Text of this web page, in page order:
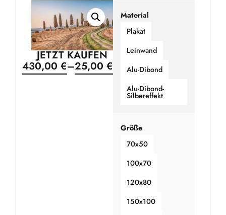
JETZT KAUFEN
25,00 €
–
430,00 €
Material
Plakat
Leinwand
Alu-Dibond
Alu-Dibond-
Silbereffekt
Größe
70x50
100x70
120x80
150x100